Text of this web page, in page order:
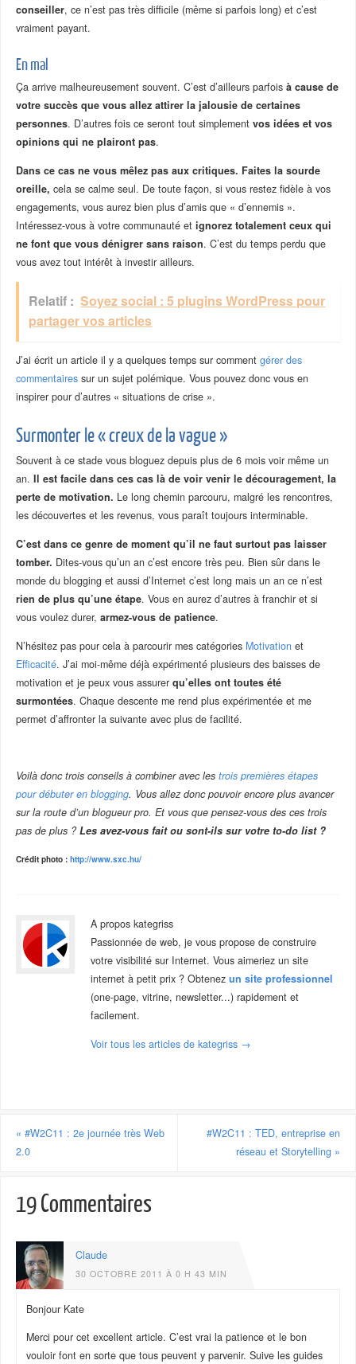
conseiller, ce n’est pas très difficile (même si parfois long) et c’est
vraiment payant.
En mal
Ça arrive malheureusement souvent. C’est d’ailleurs parfois à cause de
votre succès que vous allez attirer la jalousie de certaines
personnes. D’autres fois ce seront tout simplementvos idées et vos
opinions qui ne plairont pas.
Dans ce cas ne vous mêlez pas aux critiques. Faites la sourde
oreille, cela se calme seul. De toute façon, si vous restez fidèle à vos
engagements, vous aurez bien plus d’amis que « d’ennemis ».
Intéressez-vous à votre communauté et ignorez totalement ceux qui
ne font que vous dénigrer sans raison. C’est du temps perdu que
vous avez tout intérêt à investir ailleurs.
Relatif : Soyez social : 5 plugins WordPress pour
partager vos articles
J’ai écrit un article il y a quelques temps sur comment gérer des
commentairessur un sujet polémique. Vous pouvez donc vous en
inspirer pour d’autres « situations de crise ».
Surmonter le « creux de la vague »
Souvent à ce stade vous bloguez depuis plus de 6 mois voir même un
an. Il est facile dans ces cas là de voir venir le découragement, la
perte de motivation. Le long chemin parcouru, malgré les rencontres,
les découvertes et les revenus, vous paraît toujours interminable.
C’est dans ce genre de moment qu’il ne faut surtout pas laisser
tomber. Dites-vous qu’un an c’est encore très peu. Bien sûr dans le
monde du blogging et aussi d’Internet c’est long mais un an ce n’est
rien de plus qu’une étape. Vous en aurez d’autres à franchir et si
vous voulez durer, armez-vous de patience.
N’hésitez pas pour cela à parcourir mes catégories Motivationet
Efficacité. J’ai moi-même déjà expérimenté plusieurs des baisses de
motivation et je peux vous assurer qu’elles ont toutes été
surmontées. Chaque descente me rend plus expérimentée et me
permet d’affronter la suivante avec plus de facilité.
Voilà donc trois conseils à combiner avec les trois premières étapes
pour débuter en blogging. Vous allez donc pouvoir encore plus avancer
sur la route d’un blogueur pro. Et vous que pensez-vous des ces trois
pas de plus ?Les avez-vous fait ou sont-ils sur votre to-do list ?
Crédit photo : http://www.sxc.hu/
A propos kategriss
Passionnée de web, je vous propose de construire
votre visibilité sur Internet. Vous aimeriez un site
internet à petit prix ? Obtenez un site professionnel
(one-page, vitrine, newsletter...) rapidement et
facilement.
Voir tous les articles de kategriss →
« #W2C11 : 2e journée très Web
2.0
#W2C11 : TED, entreprise en
réseau et Storytelling »
19 Commentaires
Claude
30 OCTOBRE 2011 À 0 H 43 MIN
Bonjour Kate
Merci pour cet excellent article. C’est vrai la patience et le bon
vouloir font en sorte que tous peuvent y parvenir. Suive les guides